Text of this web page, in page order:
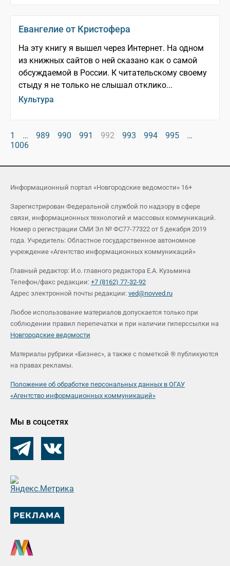
Евангелие от Кристофера
На эту книгу я вышел через Интернет. На одном
из книжных сайтов о ней сказано как о самой
обсуждаемой в России. К читательскому своему
стыду я не только не слышал отклико...
Культура
1 … 989 990 991 992 993 994 995
…
1006
Информационный портал «Новгородские ведомости» 16+
Зарегистрирован Федеральной службой по надзору в сфере
связи, информационных технологий и массовых коммуникаций.
Номер о регистрации СМИ Эл № ФС77-77322 от 5 декабря 2019
года. Учредитель: Областное государственное автономное
учреждение «Агентство информационных коммуникаций»
Главный редактор: И.о. главного редактора Е.А. Кузьмина
Телефон/факс редакции: +7 (8162) 77-32-92
Адрес электронной почты редакции: ved@novved.ru
Любое использование материалов допускается только при
соблюдении правил перепечатки и при наличии гиперссылки на
Новгородские ведомости
Материалы рубрики «Бизнес», а также с пометкой ® публикуются
на правах рекламы.
Положение об обработке персональных данных в ОГАУ
«Агентство информационных коммуникаций»
Мы в соцсетях